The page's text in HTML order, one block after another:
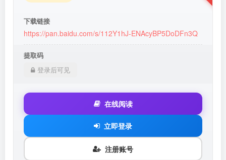
下载链接
https://pan.baidu.com/s/112Y1hJ-ENAcyBP5DoDFn3Q
提取码
登录后可见
在线阅读
立即登录
注册账号